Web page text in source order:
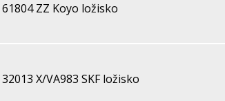
61804 ZZ Koyo ložisko
32013 X/VA983 SKF ložisko